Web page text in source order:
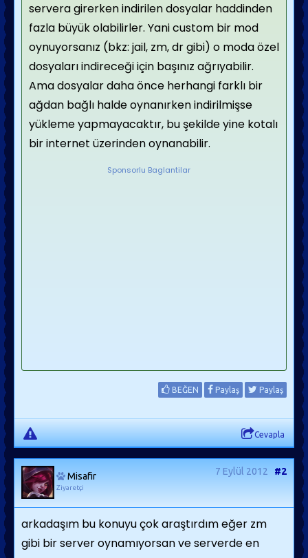
servera girerken indirilen dosyalar haddinden
fazla büyük olabilirler. Yani custom bir mod
oynuyorsanız (bkz: jail, zm, dr gibi) o moda özel
dosyaları indireceği için başınız ağrıyabilir.
Ama dosyalar daha önce herhangi farklı bir
ağdan bağlı halde oynanırken indirilmişse
yükleme yapmayacaktır, bu şekilde yine kotalı
bir internet üzerinden oynanabilir.
Sponsorlu Baglantilar
BEĞEN Paylaş Paylaş
Cevapla
Misafir
Ziyaretçi
7 Eylül 2012 #2
arkadaşım bu konuyu çok araştırdım eğer zm
gibi bir server oynamıyorsan ve serverde en